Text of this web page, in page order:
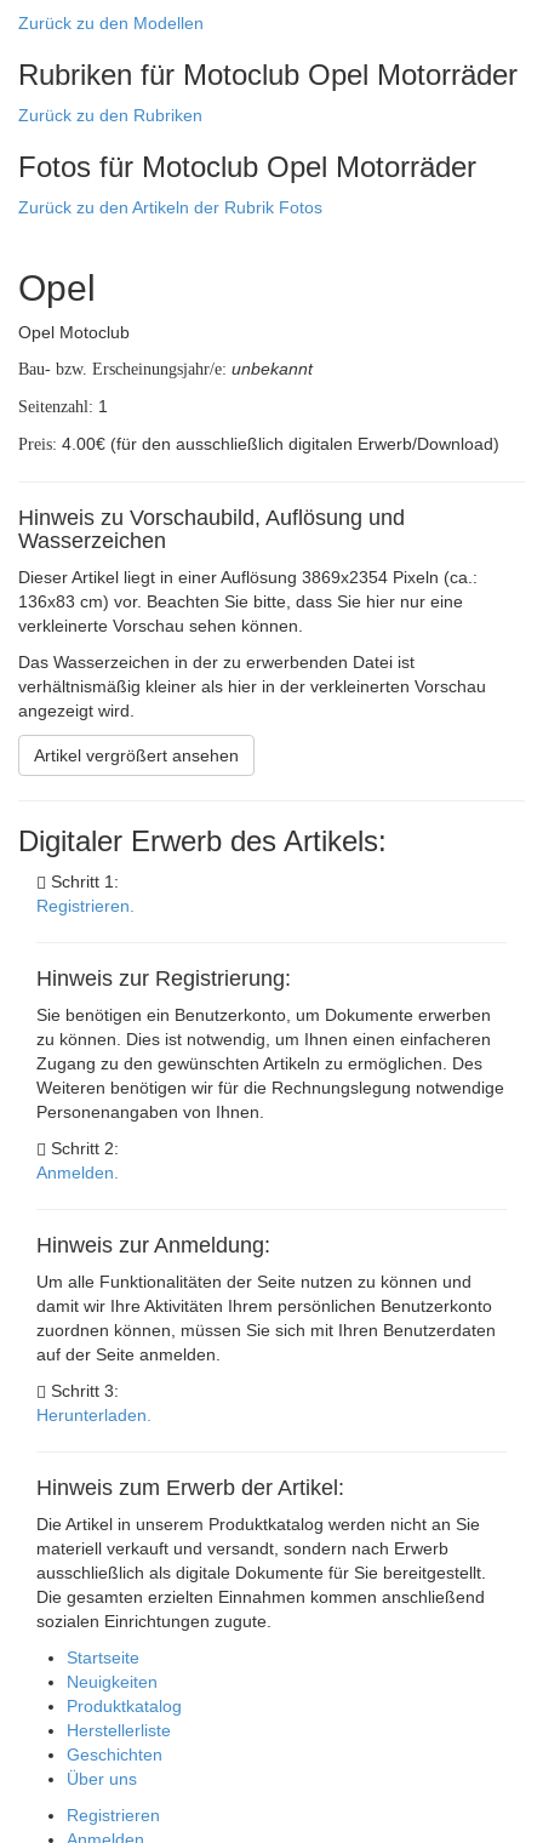
Zurück zu den Modellen
Rubriken für Motoclub Opel Motorräder
Zurück zu den Rubriken
Fotos für Motoclub Opel Motorräder
Zurück zu den Artikeln der Rubrik Fotos
Opel
Opel Motoclub
Bau- bzw. Erscheinungsjahr/e: unbekannt
Seitenzahl: 1
Preis: 4.00€ (für den ausschließlich digitalen Erwerb/Download)
Hinweis zu Vorschaubild, Auflösung und
Wasserzeichen
Dieser Artikel liegt in einer Auflösung 3869x2354 Pixeln (ca.:
136x83 cm) vor. Beachten Sie bitte, dass Sie hier nur eine
verkleinerte Vorschau sehen können.
Das Wasserzeichen in der zu erwerbenden Datei ist
verhältnismäßig kleiner als hier in der verkleinerten Vorschau
angezeigt wird.
Artikel vergrößert ansehen
Digitaler Erwerb des Artikels:
Schritt 1:
Registrieren.
Hinweis zur Registrierung:
Sie benötigen ein Benutzerkonto, um Dokumente erwerben
zu können. Dies ist notwendig, um Ihnen einen einfacheren
Zugang zu den gewünschten Artikeln zu ermöglichen. Des
Weiteren benötigen wir für die Rechnungslegung notwendige
Personenangaben von Ihnen.
Schritt 2:
Anmelden.
Hinweis zur Anmeldung:
Um alle Funktionalitäten der Seite nutzen zu können und
damit wir Ihre Aktivitäten Ihrem persönlichen Benutzerkonto
zuordnen können, müssen Sie sich mit Ihren Benutzerdaten
auf der Seite anmelden.
Schritt 3:
Herunterladen.
Hinweis zum Erwerb der Artikel:
Die Artikel in unserem Produktkatalog werden nicht an Sie
materiell verkauft und versandt, sondern nach Erwerb
ausschließlich als digitale Dokumente für Sie bereitgestellt.
Die gesamten erzielten Einnahmen kommen anschließend
sozialen Einrichtungen zugute.
Startseite
Neuigkeiten
Produktkatalog
Herstellerliste
Geschichten
Über uns
Registrieren